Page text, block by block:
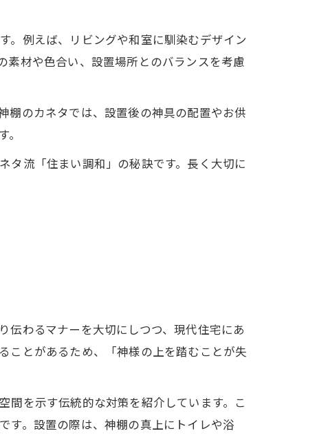
。例えば、リビングや和室に馴染むデザイン
素材や色合い、設置場所とのバランスを考慮
棚のカネタでは、設置後の神具の配置やお供
タ流「住まい調和」の秘訣です。長く大切に
わるマナーを大切にしつつ、現代住宅にあ
ことがあるため、「神様の上を踏むことが失
間を示す伝統的な対策を紹介しています。こ
す。設置の際は、神棚の真上にトイレや浴